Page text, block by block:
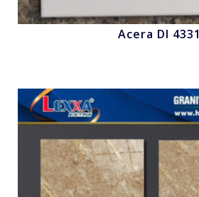
Nhấn để xem
Acera Dl 4331